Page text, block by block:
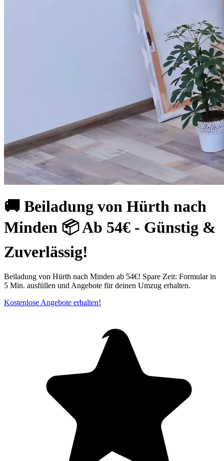
🚚 Beiladung von Hürth nach
Minden 📦 Ab 54€ - Günstig &
Zuverlässig!
Beiladung von Hürth nach Minden ab 54€! Spare Zeit: Formular in
5 Min. ausfüllen und Angebote für deinen Umzug erhalten.
Kostenlose Angebote erhalten!